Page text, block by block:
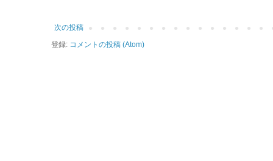
次の投稿
登録: コメントの投稿 (Atom)